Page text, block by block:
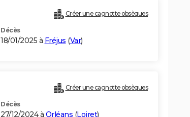
Créer une cagnotte obsèques
Décès
18/01/2025 à Fréjus (Var)
Créer une cagnotte obsèques
Décès
27/12/2024 à Orléans (Loiret)